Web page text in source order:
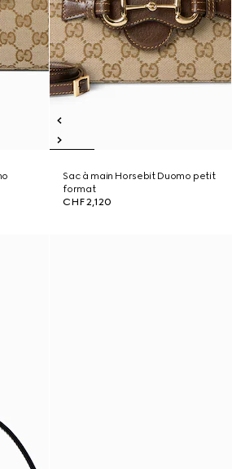
Sac à main Horsebit Duomo petit
format
CHF 2,120